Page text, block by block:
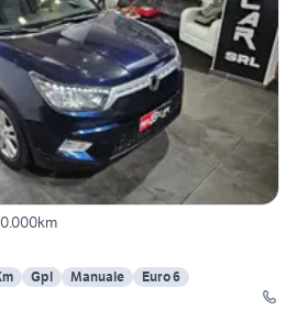
Gpl Manuale
Euro 6